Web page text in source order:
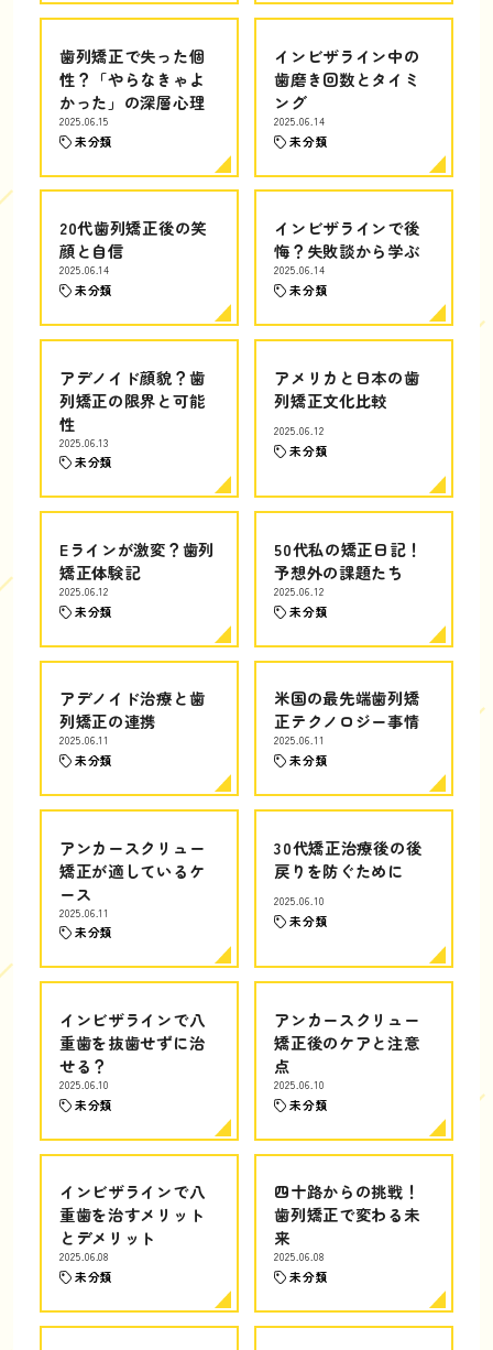
歯列矯正で失った個
性？「やらなきゃよ
かった」の深層心理
2025.06.15
未分類
インビザライン中の
歯磨き回数とタイミ
ング
2025.06.14
未分類
20代歯列矯正後の笑
顔と自信
2025.06.14
未分類
インビザラインで後
悔？失敗談から学ぶ
2025.06.14
未分類
アデノイド顔貌？歯
列矯正の限界と可能
性
2025.06.13
未分類
アメリカと日本の歯
列矯正文化比較
2025.06.12
未分類
Eラインが激変？歯列
矯正体験記
2025.06.12
未分類
50代私の矯正日記！
予想外の課題たち
2025.06.12
未分類
アデノイド治療と歯
列矯正の連携
2025.06.11
未分類
米国の最先端歯列矯
正テクノロジー事情
2025.06.11
未分類
アンカースクリュー
矯正が適しているケ
ース
2025.06.11
未分類
30代矯正治療後の後
戻りを防ぐために
2025.06.10
未分類
インビザラインで八
重歯を抜歯せずに治
せる？
2025.06.10
未分類
アンカースクリュー
矯正後のケアと注意
点
2025.06.10
未分類
インビザラインで八
重歯を治すメリット
とデメリット
2025.06.08
未分類
四十路からの挑戦！
歯列矯正で変わる未
来
2025.06.08
未分類